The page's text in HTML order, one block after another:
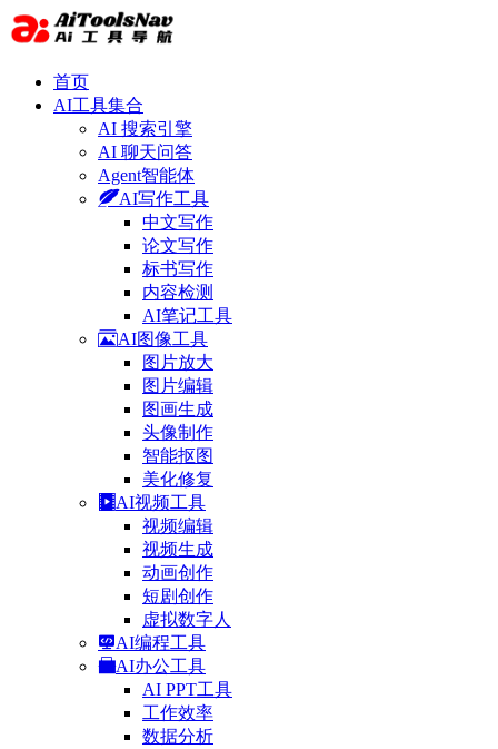
首页
AI工具集合
AI 搜索引擎
AI 聊天问答
Agent智能体
AI写作工具
中文写作
论文写作
标书写作
内容检测
AI笔记工具
AI图像工具
图片放大
图片编辑
图画生成
头像制作
智能抠图
美化修复
AI视频工具
视频编辑
视频生成
动画创作
短剧创作
虚拟数字人
AI编程工具
AI办公工具
AI PPT工具
工作效率
数据分析